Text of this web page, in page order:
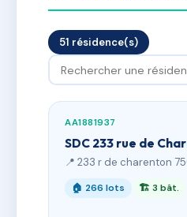
51 résidence(s)
AA1881937
SDC 233 rue de
📍 233 r de charenton
🏠 266 lots 🏗 3 bât.